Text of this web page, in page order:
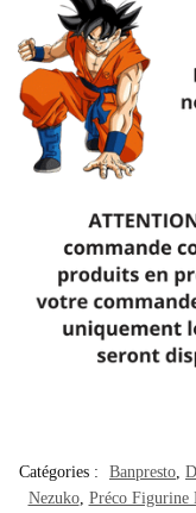
Catégories : Banpresto
Nezuko, Préco Figurine